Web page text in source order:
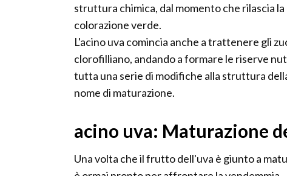
struttura chimica, dal momento che rilascia
colorazione verde.
L'acino uva comincia anche a trattenere gli
clorofilliano, andando a formare le riserve
tutta una serie di modifiche alla struttura
nome di maturazione.
acino uva: Maturazione
Una volta che il frutto dell'uva è giunto a